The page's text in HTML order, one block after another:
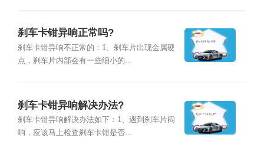
刹车卡钳异响正常吗?
刹车卡钳异响不正常的：1、刹车片出现金属硬
点，刹车片内部会有一些细小的...
刹车卡钳异响解决办法?
刹车卡钳异响解决办法如下：1、遇到刹车片闷
响，应该马上检查刹车卡钳是否...